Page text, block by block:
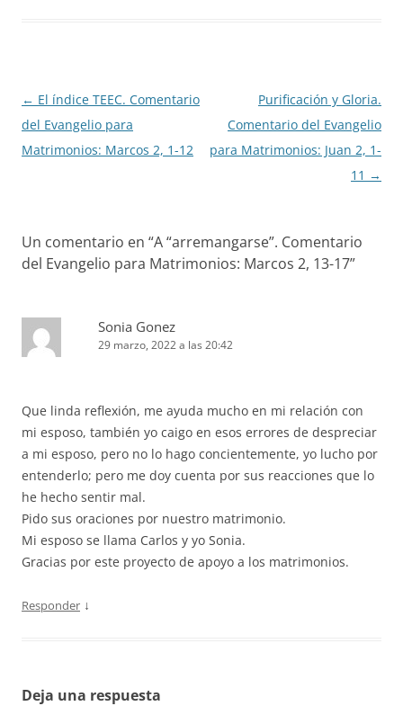
Navegación
de
entradas
← El índice TEEC. Comentario
del Evangelio para
Matrimonios: Marcos 2, 1-12
Purificación y Gloria.
Comentario del Evangelio
para Matrimonios: Juan 2, 1-
11 →
Un comentario en “A “arremangarse”. Comentario
del Evangelio para Matrimonios: Marcos 2, 13-17”
Sonia Gonez
29 marzo, 2022 a las 20:42
Que linda reflexión, me ayuda mucho en mi relación con
mi esposo, también yo caigo en esos errores de despreciar
a mi esposo, pero no lo hago concientemente, yo lucho por
entenderlo; pero me doy cuenta por sus reacciones que lo
he hecho sentir mal.
Pido sus oraciones por nuestro matrimonio.
Mi esposo se llama Carlos y yo Sonia.
Gracias por este proyecto de apoyo a los matrimonios.
Responder ↓
Deja una respuesta